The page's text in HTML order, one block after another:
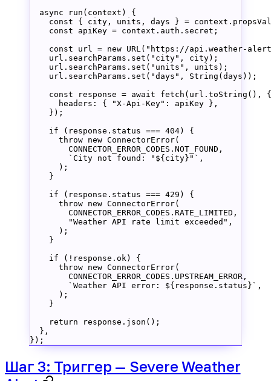
  async
run ( context ) {
    const
{ city , units , days } =
    const
apiKey = context.auth.secret;
    const
url = new URL( "https://api.weather-
    url.searchParams.
set ( "city" , city);
    url.searchParams.
set ( "units" , units);
    url.searchParams.
set ( "days" , String (days));
    const
response = await fetch (url. toString (), {
      headers: {
"X-Api-Key" : apiKey },
    });
    if
(response.status === 404) {
      throw
new ConnectorError(
        CONNECTOR_ERROR_CODES
. NOT_FOUND ,
        `City not found: "${
city}"` ,
      );
    }
    if
(response.status === 429 ) {
      throw
new ConnectorError(
        CONNECTOR_ERROR_CODES
. RATE_LIMITED ,
        "Weather API rate limit exceeded"
,
      );
    }
    if
( ! response.ok) {
      throw
new ConnectorError(
        CONNECTOR_ERROR_CODES
. UPSTREAM_ERROR ,
        `Weather API error: ${
response . status }` ,
      );
    }
    return
response. json ();
  },
});
Шаг 3: Триггер — Severe Weather